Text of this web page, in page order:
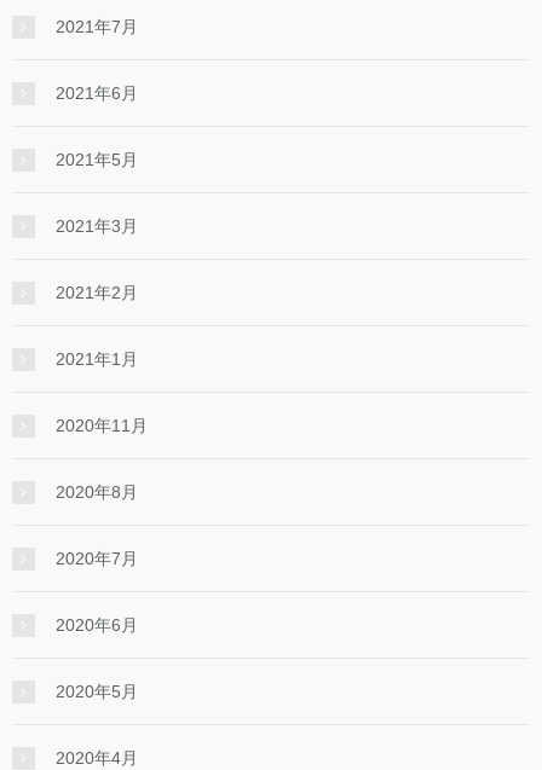
2021年7月
2021年6月
2021年5月
2021年3月
2021年2月
2021年1月
2020年11月
2020年8月
2020年7月
2020年6月
2020年5月
2020年4月